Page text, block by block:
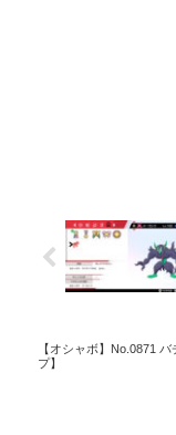
【オシャボ】No.0871
プ】